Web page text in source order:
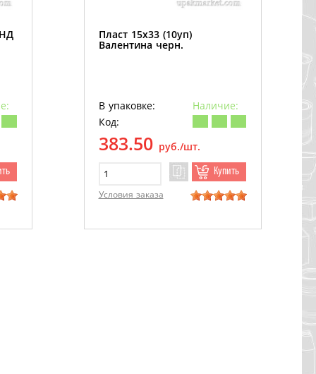
Пласт 15х33 (10уп)
Валентина черн.
В упаковке:
Наличие:
Код:
383.50 руб./шт.
Купить
Условия заказа